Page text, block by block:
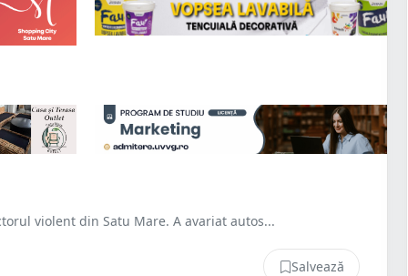
violent din Satu Mare. A avariat autos...
Salvează